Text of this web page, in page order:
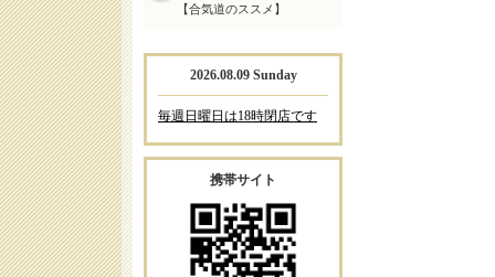
【合気道のススメ】
2026.08.09 Sunday
毎週日曜日は18時閉店です
携帯サイト